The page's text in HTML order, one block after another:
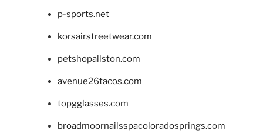
p-sports.net
korsairstreetwear.com
petshopallston.com
avenue26tacos.com
topgglasses.com
broadmoornailsspacoloradosprings.com